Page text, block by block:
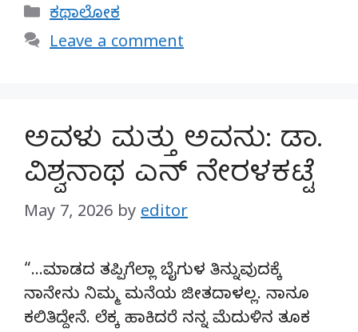
Categories
ಕಥಾಲೋಕ
Leave a comment
ಅವಳು ಮತ್ತು ಅವನು: ಡಾ.
ವಿಶ್ವನಾಥ ಎನ್ ನೇರಳಕಟ್ಟೆ
May 7, 2026 by editor
“…ಮಾಡದ ತಪ್ಪಿಗೆಲ್ಲಾ ಬೈಗುಳ ತಿನ್ನುವುದಕ್ಕೆ
ನಾನೇನು ನಿಮ್ಮ ಮನೆಯ ಜೀತದಾಳಲ್ಲ. ನಾನೂ
ಕಲಿತಿದ್ದೇನೆ. ಲೆಕ್ಕ ಹಾಕಿದರೆ ನನ್ನ ಮೆದುಳಿನ ತೂಕ